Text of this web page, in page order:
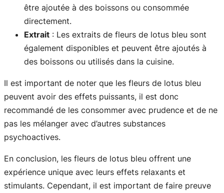
être ajoutée à des boissons ou consommée
directement.
Extrait : Les extraits de fleurs de lotus bleu sont
également disponibles et peuvent être ajoutés à
des boissons ou utilisés dans la cuisine.
Il est important de noter que les fleurs de lotus bleu
peuvent avoir des effets puissants, il est donc
recommandé de les consommer avec prudence et de ne
pas les mélanger avec d’autres substances
psychoactives.
En conclusion, les fleurs de lotus bleu offrent une
expérience unique avec leurs effets relaxants et
stimulants. Cependant, il est important de faire preuve